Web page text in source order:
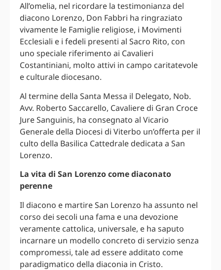
All’omelia, nel ricordare la testimonianza del
diacono Lorenzo, Don Fabbri ha ringraziato
vivamente le Famiglie religiose, i Movimenti
Ecclesiali e i fedeli presenti al Sacro Rito, con
uno speciale riferimento ai Cavalieri
Costantiniani, molto attivi in campo caritatevole
e culturale diocesano.
Al termine della Santa Messa il Delegato, Nob.
Avv. Roberto Saccarello, Cavaliere di Gran Croce
Jure Sanguinis, ha consegnato al Vicario
Generale della Diocesi di Viterbo un’offerta per il
culto della Basilica Cattedrale dedicata a San
Lorenzo.
La vita di San Lorenzo come diaconato
perenne
Il diacono e martire San Lorenzo ha assunto nel
corso dei secoli una fama e una devozione
veramente cattolica, universale, e ha saputo
incarnare un modello concreto di servizio senza
compromessi, tale ad essere additato come
paradigmatico della diaconia in Cristo.